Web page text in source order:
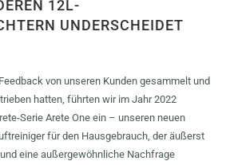
12L-
UNDERSCHEIDET
von unseren Kunden gesammelt und
hatten, führten wir im Jahr 2022
Serie Arete One ein – unseren neuen
für den Hausgebrauch, der äußerst
eine außergewöhnliche Nachfrage